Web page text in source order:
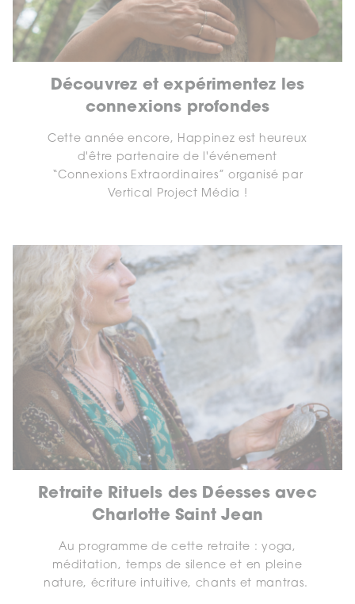
Découvrez et expérimentez les
connexions profondes
Cette année encore, Happinez est heureux
d'être partenaire de l'événement
“Connexions Extraordinaires” organisé par
Vertical Project Média !
Retraite Rituels des Déesses avec
Charlotte Saint Jean
Au programme de cette retraite : yoga,
méditation, temps de silence et en pleine
nature, écriture intuitive, chants et mantras.